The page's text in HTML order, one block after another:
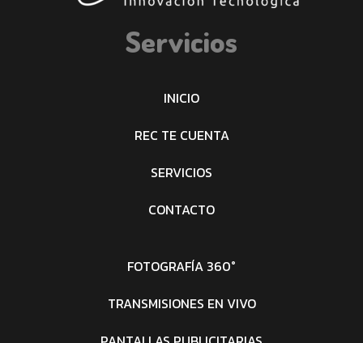
Servicios
INICIO
REC TE CUENTA
SERVICIOS
CONTACTO
FOTOGRAFÍA 360°
TRANSMISIONES EN VIVO